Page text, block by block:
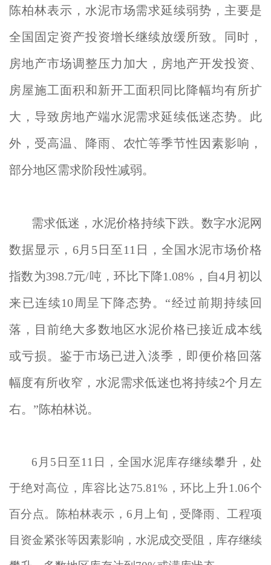
陈柏林表示，水泥市场需求延续弱势，主要是
全国固定资产投资增长继续放缓所致。同时，
房地产市场调整压力加大，房地产开发投资、
房屋施工面积和新开工面积同比降幅均有所扩
大，导致房地产端水泥需求延续低迷态势。此
外，受高温、降雨、农忙等季节性因素影响，
部分地区需求阶段性减弱。
需求低迷，水泥价格持续下跌。数字水泥网
数据显示，6月5日至11日，全国水泥市场价格
指数为398.7元/吨，环比下降1.08%，自4月初以
来已连续10周呈下降态势。“经过前期持续回
落，目前绝大多数地区水泥价格已接近成本线
或亏损。鉴于市场已进入淡季，即便价格回落
幅度有所收窄，水泥需求低迷也将持续2个月左
右。”陈柏林说。
6月5日至11日，全国水泥库存继续攀升，处
于绝对高位，库容比达75.81%，环比上升1.06个
百分点。陈柏林表示，6月上旬，受降雨、工程项
目资金紧张等因素影响，水泥成交受阻，库存继续